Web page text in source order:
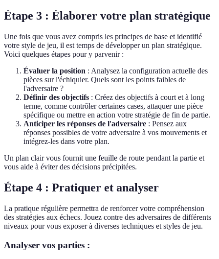
Étape 3 : Élaborer votre plan stratégique
Une fois que vous avez compris les principes de base et identifié
votre style de jeu, il est temps de développer un plan stratégique.
Voici quelques étapes pour y parvenir :
Évaluer la position : Analysez la configuration actuelle des
pièces sur l'échiquier. Quels sont les points faibles de
l'adversaire ?
Définir des objectifs : Créez des objectifs à court et à long
terme, comme contrôler certaines cases, attaquer une pièce
spécifique ou mettre en action votre stratégie de fin de partie.
Anticiper les réponses de l'adversaire : Pensez aux
réponses possibles de votre adversaire à vos mouvements et
intégrez-les dans votre plan.
Un plan clair vous fournit une feuille de route pendant la partie et
vous aide à éviter des décisions précipitées.
Étape 4 : Pratiquer et analyser
La pratique régulière permettra de renforcer votre compréhension
des stratégies aux échecs. Jouez contre des adversaires de différents
niveaux pour vous exposer à diverses techniques et styles de jeu.
Analyser vos parties :